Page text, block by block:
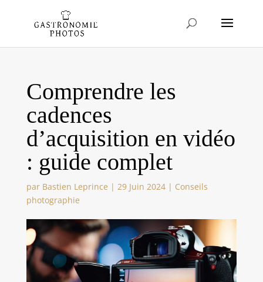
Comprendre les
cadences
d’acquisition en vidéo
: guide complet
par Bastien Leprince | 29 Juin 2024| Conseils
photographie